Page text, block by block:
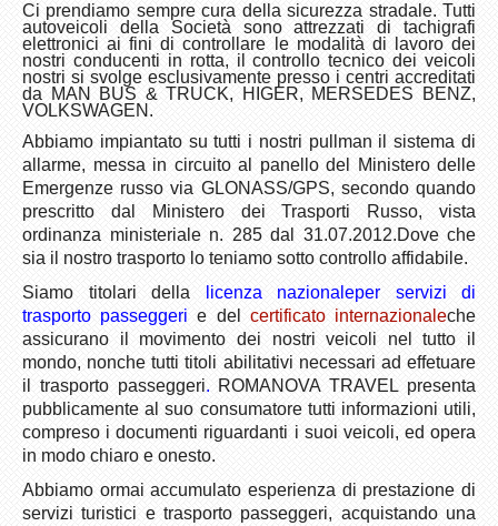
Ci prendiamo sempre cura della sicurezza stradale. Tutti
autoveicoli della Società sono attrezzati di tachigrafi
elettronici ai fini di controllare le modalità di lavoro dei
nostri conducenti in rotta, il controllo tecnico dei veicoli
nostri si svolge esclusivamente presso i centri accreditati
da MAN BUS & TRUCK, HIGER, MERSEDES BENZ,
VOLKSWAGEN.
Abbiamo impiantato su tutti i nostri pullman il sistema di
allarme, messa in circuito al panello del Ministero delle
Emergenze russo via GLONASS/GPS, secondo quando
prescritto dal Ministero dei Trasporti Russo, vista
ordinanza ministeriale n. 285 dal 31.07.2012.Dove che
sia il nostro trasporto lo teniamo sotto controllo affidabile.
Siamo titolari della
licenza nazionaleper servizi di
trasporto passeggeri e del certificato internazionaleche
assicurano il movimento dei nostri veicoli nel tutto il
mondo, nonche tutti titoli abilitativi necessari ad effetuare
il trasporto passeggeri. ROMANOVA TRAVEL presenta
pubblicamente al suo consumatore tutti informazioni utili,
compreso i documenti riguardanti i suoi veicoli, ed opera
in modo chiaro e onesto.
Abbiamo ormai accumulato esperienza di prestazione di
servizi turistici e trasporto passeggeri, acquistando una